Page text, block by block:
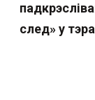
след» у